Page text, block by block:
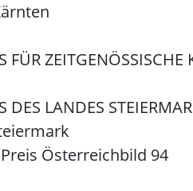
FÜR
DES LANDES
Preis Österreichbild 94